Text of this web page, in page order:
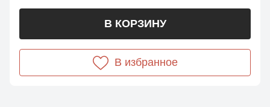
В КОРЗИНУ
В избранное